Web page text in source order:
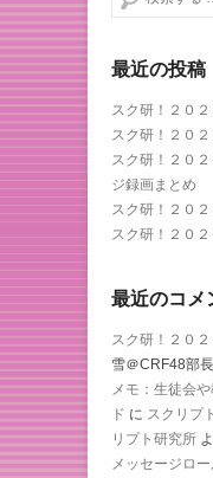
最近の投稿
スク研！２０
スク研！２０
スク研！２０
ジ録画まとめ
スク研！２０
スク研！２０
最近のコメ
スク研！２０
雪＠CRF48部長
メモ：生徒会
ド に スクリプ
リプト研究所
メッセージロ